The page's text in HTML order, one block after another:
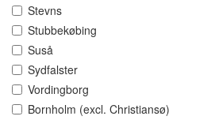
Stevns
Stubbekøbing
Suså
Sydfalster
Vordingborg
Bornholm (excl. Christiansø)